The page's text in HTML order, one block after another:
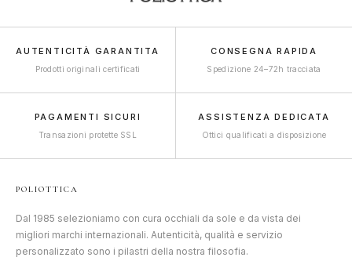
AUTENTICITÀ GARANTITA
Prodotti originali certificati
CONSEGNA RAPIDA
Spedizione 24–72h tracciata
PAGAMENTI SICURI
Transazioni protette SSL
ASSISTENZA DEDICATA
Ottici qualificati a disposizione
POLIOTTICA
Dal 1985 selezioniamo con cura occhiali da sole e da vista dei
migliori marchi internazionali. Autenticità, qualità e servizio
personalizzato sono i pilastri della nostra filosofia.